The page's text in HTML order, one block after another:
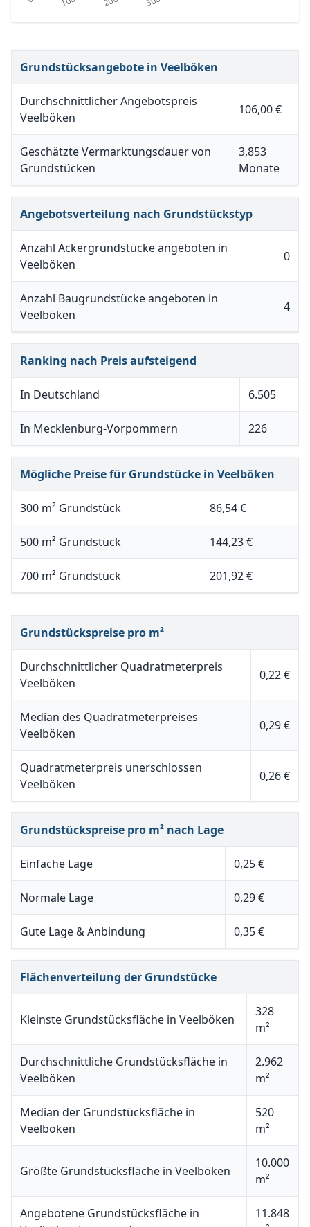
Grundstücksangebote in Veelböken
Durchschnittlicher Angebotspreis
Veelböken
106,00 €
Geschätzte Vermarktungsdauer von
Grundstücken
3,853
Monate
Angebotsverteilung nach Grundstückstyp
Anzahl Ackergrundstücke angeboten in
Veelböken
0
Anzahl Baugrundstücke angeboten in
Veelböken
4
Ranking nach Preis aufsteigend
In Deutschland 6.505
In Mecklenburg-Vorpommern 226
Mögliche Preise für Grundstücke in Veelböken
300 m² Grundstück 86,54 €
500 m² Grundstück 144,23 €
700 m² Grundstück 201,92 €
Grundstückspreise pro m²
Durchschnittlicher Quadratmeterpreis
Veelböken
0,22 €
Median des Quadratmeterpreises
Veelböken
0,29 €
Quadratmeterpreis unerschlossen
Veelböken
0,26 €
Grundstückspreise pro m² nach Lage
Einfache Lage 0,25 €
Normale Lage 0,29 €
Gute Lage & Anbindung 0,35 €
Flächenverteilung der Grundstücke
Kleinste Grundstücksfläche in Veelböken
328
m²
Durchschnittliche Grundstücksfläche in
Veelböken
2.962
m²
Median der Grundstücksfläche in
Veelböken
520
m²
Größte Grundstücksfläche in Veelböken
10.000
m²
Angebotene Grundstücksfläche in
11.848